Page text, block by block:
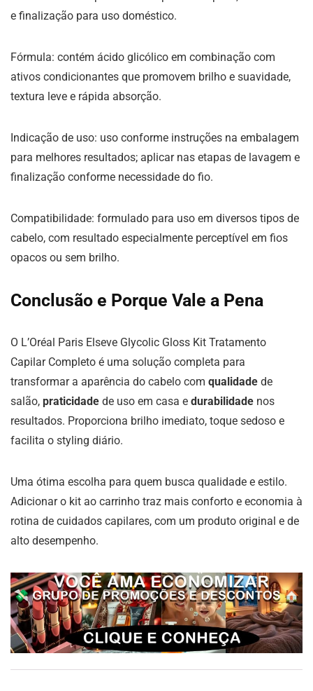
e finalização para uso doméstico.
Fórmula: contém ácido glicólico em combinação com
ativos condicionantes que promovem brilho e suavidade,
textura leve e rápida absorção.
Indicação de uso: uso conforme instruções na embalagem
para melhores resultados; aplicar nas etapas de lavagem e
finalização conforme necessidade do fio.
Compatibilidade: formulado para uso em diversos tipos de
cabelo, com resultado especialmente perceptível em fios
opacos ou sem brilho.
Conclusão e Porque Vale a Pena
O L’Oréal Paris Elseve Glycolic Gloss Kit Tratamento
Capilar Completo é uma solução completa para
transformar a aparência do cabelo com qualidade de
salão, praticidade de uso em casa e durabilidade nos
resultados. Proporciona brilho imediato, toque sedoso e
facilita o styling diário.
Uma ótima escolha para quem busca qualidade e estilo.
Adicionar o kit ao carrinho traz mais conforto e economia à
rotina de cuidados capilares, com um produto original e de
alto desempenho.